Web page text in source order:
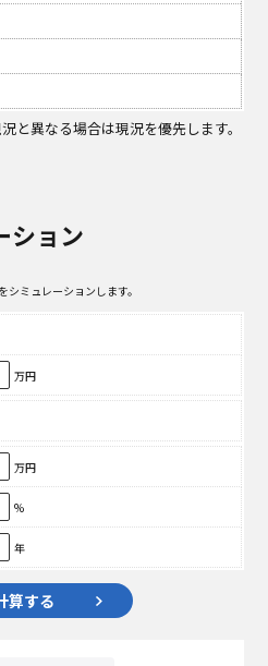
と異なる場合は現況を優先します。
ション
ミュレーションします。
万円
万円
%
年
算する